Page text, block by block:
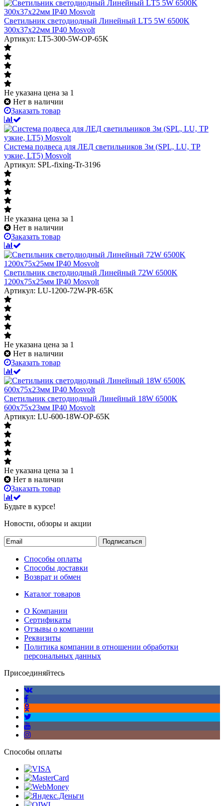
Светильник светодиодный Линейный LТ5 5W 6500K
300х37х22мм IP40 Mosvolt
Артикул: LT5-300-5W-OP-65K
Не указана цена за 1
Нет в наличии
Заказать товар
Система подвеса для ЛЕД светильников 3м (SPL, LU, TP
узкие, LT5) Mosvolt
Артикул: SPL-fixing-Tr-3196
Не указана цена за 1
Нет в наличии
Заказать товар
Светильник светодиодный Линейный 72W 6500K
1200х75х25мм IP40 Mosvolt
Артикул: LU-1200-72W-PR-65K
Не указана цена за 1
Нет в наличии
Заказать товар
Светильник светодиодный Линейный 18W 6500K
600х75х23мм IP40 Mosvolt
Артикул: LU-600-18W-OP-65K
Не указана цена за 1
Нет в наличии
Заказать товар
Будьте в курсе!
Новости, обзоры и акции
Подписаться
Способы оплаты
Способы доставки
Возврат и обмен
Каталог товаров
О Компании
Сертификаты
Отзывы о компании
Реквизиты
Политика компании в отношении обработки
персональных данных
Присоединяйтесь
Способы оплаты